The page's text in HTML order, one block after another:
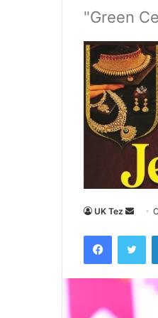
"Green
UK Tez
n
d
a